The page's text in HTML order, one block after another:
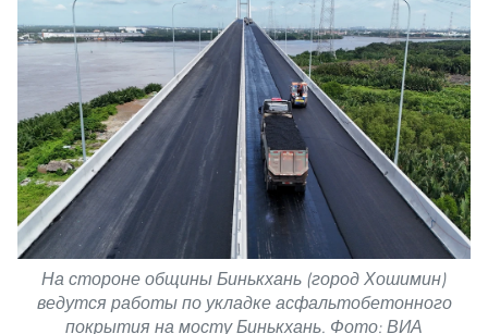
На стороне общины Бинькхань (город Хошимин)
ведутся работы по укладке асфальтобетонного
покрытия на мосту Бинькхань. Фото: ВИА